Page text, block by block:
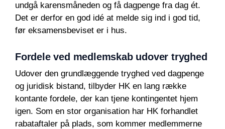
undgå karensmåneden og få dagpenge fra dag ét.
Det er derfor en god idé at melde sig ind i god tid,
før eksamensbeviset er i hus.
Fordele ved medlemskab udover tryghed
Udover den grundlæggende tryghed ved dagpenge
og juridisk bistand, tilbyder HK en lang række
kontante fordele, der kan tjene kontingentet hjem
igen. Som en stor organisation har HK forhandlet
rabataftaler på plads, som kommer medlemmerne